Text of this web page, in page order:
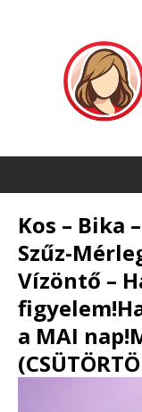
Kos – Bika
Szűz-
Vízöntő –
a MAI